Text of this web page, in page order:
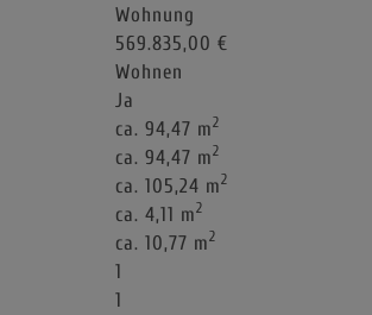
Wohnung
569.835,00 €
Wohnen
Ja
ca. 94,47 m2
ca. 94,47 m2
ca. 105,24 m2
ca. 4,11 m2
ca. 10,77 m2
1
1